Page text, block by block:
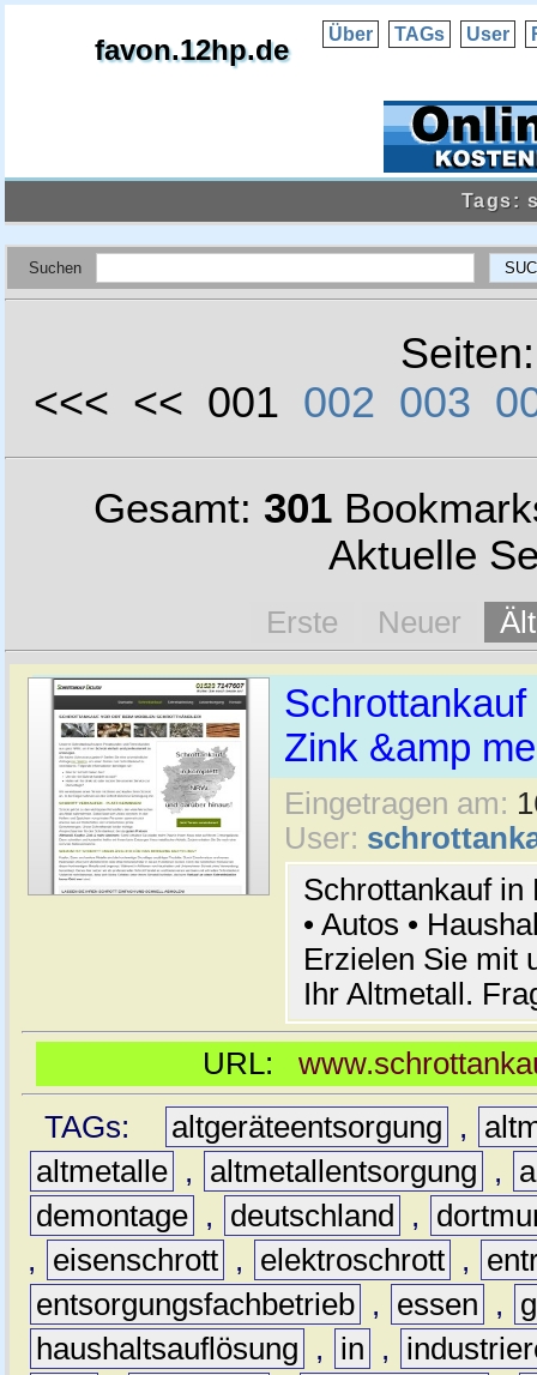
favon.12hp.de Über TAGs User
Tags:
Suchen
<<< << 001 002 003
Gesamt: 301
Aktuelle
Erste Neuer
Schrottankauf
Zink &amp
Eingetragen am:
User:
Schrottankauf in
• Autos •
Erzielen Sie mit
Ihr Altmetall.
URL:
TAGs:
altgeräteentsorgung ,
altmetalle , altmetallentsorgung ,
demontage , deutschland ,
,
eisenschrott , elektroschrott ,
entsorgungsfachbetrieb , essen ,
haushaltsauflösung
, in ,